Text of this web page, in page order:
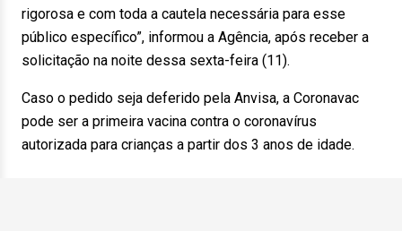
rigorosa e com toda a cautela necessária para esse
público específico”, informou a Agência, após receber a
solicitação na noite dessa sexta-feira (11).
Caso o pedido seja deferido pela Anvisa, a Coronavac
pode ser a primeira vacina contra o coronavírus
autorizada para crianças a partir dos 3 anos de idade.